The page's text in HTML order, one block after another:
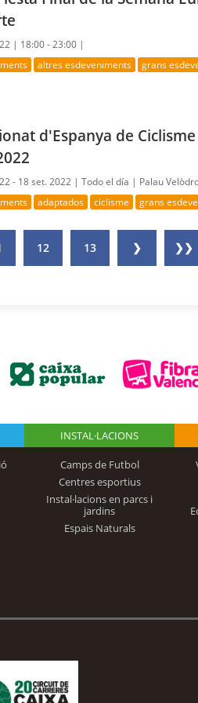
| 18:00 - 23:00 |
altres esdeveniments grans
d'Espanya de
- 18 set. 2022 |Todo el día | Palau
adaptados ciclisme grans
12 13 ❯ ❯❯
INSTAL·LACIONS
Camps de Futbol
Centres esportius
Instal·lacions en parcs i
jardins
Espais Naturals